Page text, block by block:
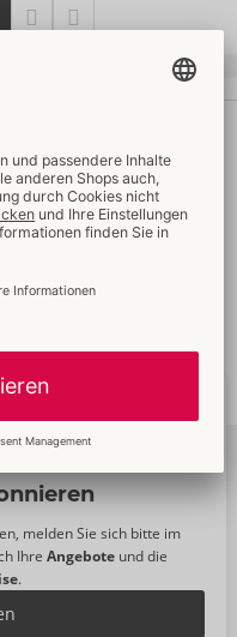
Wholesale
Gratis-Werbemittel
Umfassender
melden Sie sich bitte im
Ihre Angebote und die
.